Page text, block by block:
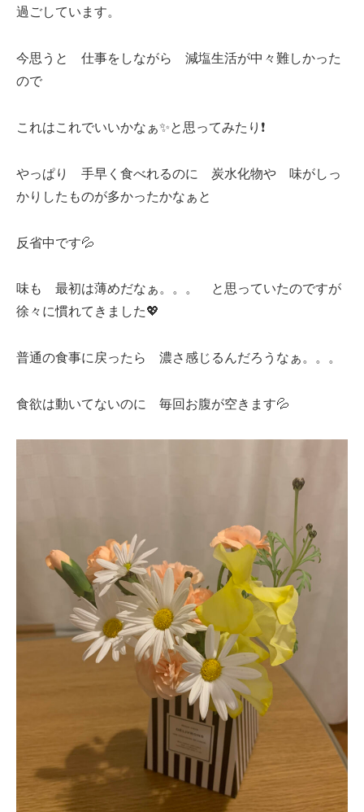
過ごしています。
今思うと 仕事をしながら 減塩生活が中々難しかった
ので
これはこれでいいかなぁ✨と思ってみたり❗️
やっぱり 手早く食べれるのに 炭水化物や 味がしっ
かりしたものが多かったかなぁと
反省中です💦
味も 最初は薄めだなぁ。。。 と思っていたのですが
徐々に慣れてきました💖
普通の食事に戻ったら 濃さ感じるんだろうなぁ。。。
食欲は動いてないのに 毎回お腹が空きます💦